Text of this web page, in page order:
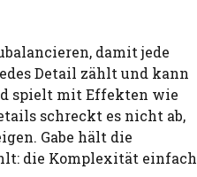
damit jede
Detail zählt und kann
spielt mit Effekten wie
schreckt es nicht ab,
Gabe hält die
die Komplexität einfach